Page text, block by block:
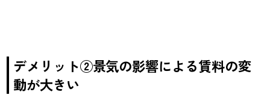
デメリット②景気の影響による賃料の変
動が大きい